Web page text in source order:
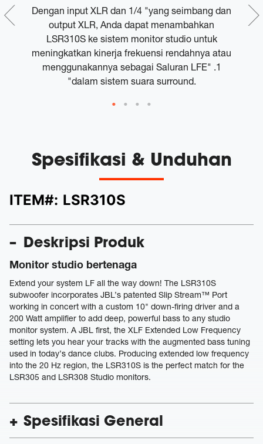
Dengan input XLR dan 1/4 "yang seimbang dan
output XLR, Anda dapat menambahkan
LSR310S ke sistem monitor studio untuk
meningkatkan kinerja frekuensi rendahnya atau
menggunakannya sebagai Saluran LFE" .1
"dalam sistem suara surround.
Spesifikasi & Unduhan
ITEM#: LSR310S
Deskripsi Produk
Monitor studio bertenaga
Extend your system LF all the way down! The LSR310S
subwoofer incorporates JBL’s patented Slip Stream™ Port
working in concert with a custom 10" down-firing driver and a
200 Watt amplifier to add deep, powerful bass to any studio
monitor system. A JBL first, the XLF Extended Low Frequency
setting lets you hear your tracks with the augmented bass tuning
used in today’s dance clubs. Producing extended low frequency
into the 20 Hz region, the LSR310S is the perfect match for the
LSR305 and LSR308 Studio monitors.
Spesifikasi General